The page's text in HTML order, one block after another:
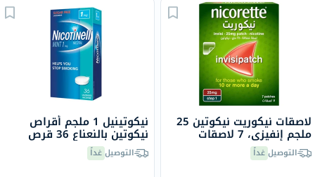
لاصقات نيكوريت نيكوتين 25
ملجم إنفيزي، 7 لاصقات
التوصيلغداً
نيكوتينيل 1 ملجم أقراص
نيكوتين بالنعناع 36 قرص
التوصيلغداً